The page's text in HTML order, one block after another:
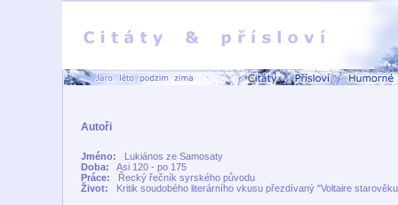
Autoři
Jméno:
Lukiános ze Samosaty
Doba:
Asi 120 - po 175
Práce:
Řecký řečník syrského původu
Život:
Kritik soudobého literárního vkusu přezdívaný "Voltaire